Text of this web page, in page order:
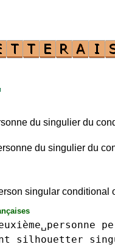
du singulier du
du singulier du
singular conditional
silhouetter